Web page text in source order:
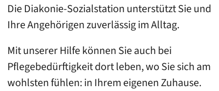
Die Diakonie-Sozialstation unterstützt Sie und
Ihre Angehörigen zuverlässig im Alltag.
Mit unserer Hilfe können Sie auch bei
Pflegebedürftigkeit dort leben, wo Sie sich am
wohlsten fühlen: in Ihrem eigenen Zuhause.